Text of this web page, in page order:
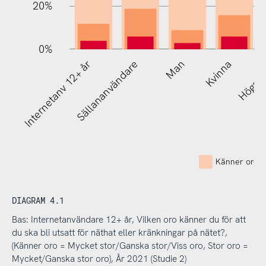
20%
0%
Internetanv 12+ årSällananvändare Man Kvinna
Känner oro
DIAGRAM 4.1
Bas: Internetanvändare 12+ år, Vilken oro känner du för att
du ska bli utsatt för näthat eller kränkningar på nätet?,
(Känner oro = Mycket stor/Ganska stor/Viss oro, Stor oro =
Mycket/Ganska stor oro), År 2021 (Studie 2)